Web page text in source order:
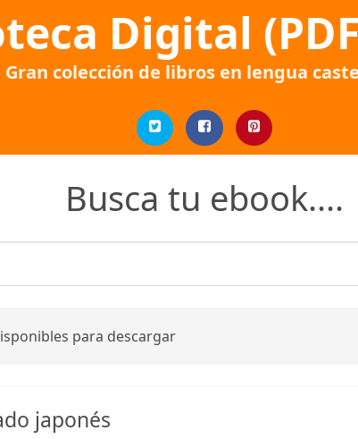
Digital
Gran colección de libros en lengua
Busca tu ebook....
para descargar
japonés